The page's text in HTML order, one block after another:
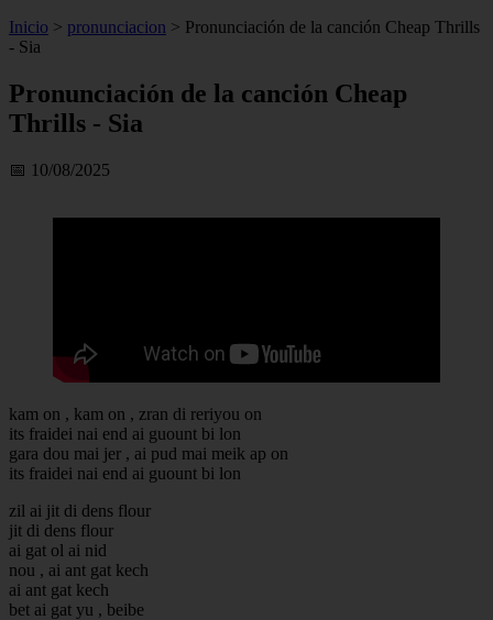
Inicio > pronunciacion > Pronunciación de la canción Cheap Thrills
- Sia
Pronunciación de la canción Cheap
Thrills - Sia
📅 10/08/2025
kam on , kam on , zran di reriyou on
its fraidei nai end ai guount bi lon
gara dou mai jer , ai pud mai meik ap on
its fraidei nai end ai guount bi lon
zil ai jit di dens flour
jit di dens flour
ai gat ol ai nid
nou , ai ant gat kech
ai ant gat kech
bet ai gat yu , beibe